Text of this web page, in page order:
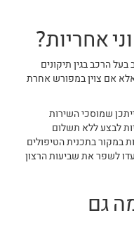
אחריות?
הרכב בגין תיקונים
אם צוין במפורש אחרת
שמוסכי השירות
לבצע ללא תשלום
במקור בתכנית הטיפולים
לשפר את שביעות הרצון
גם